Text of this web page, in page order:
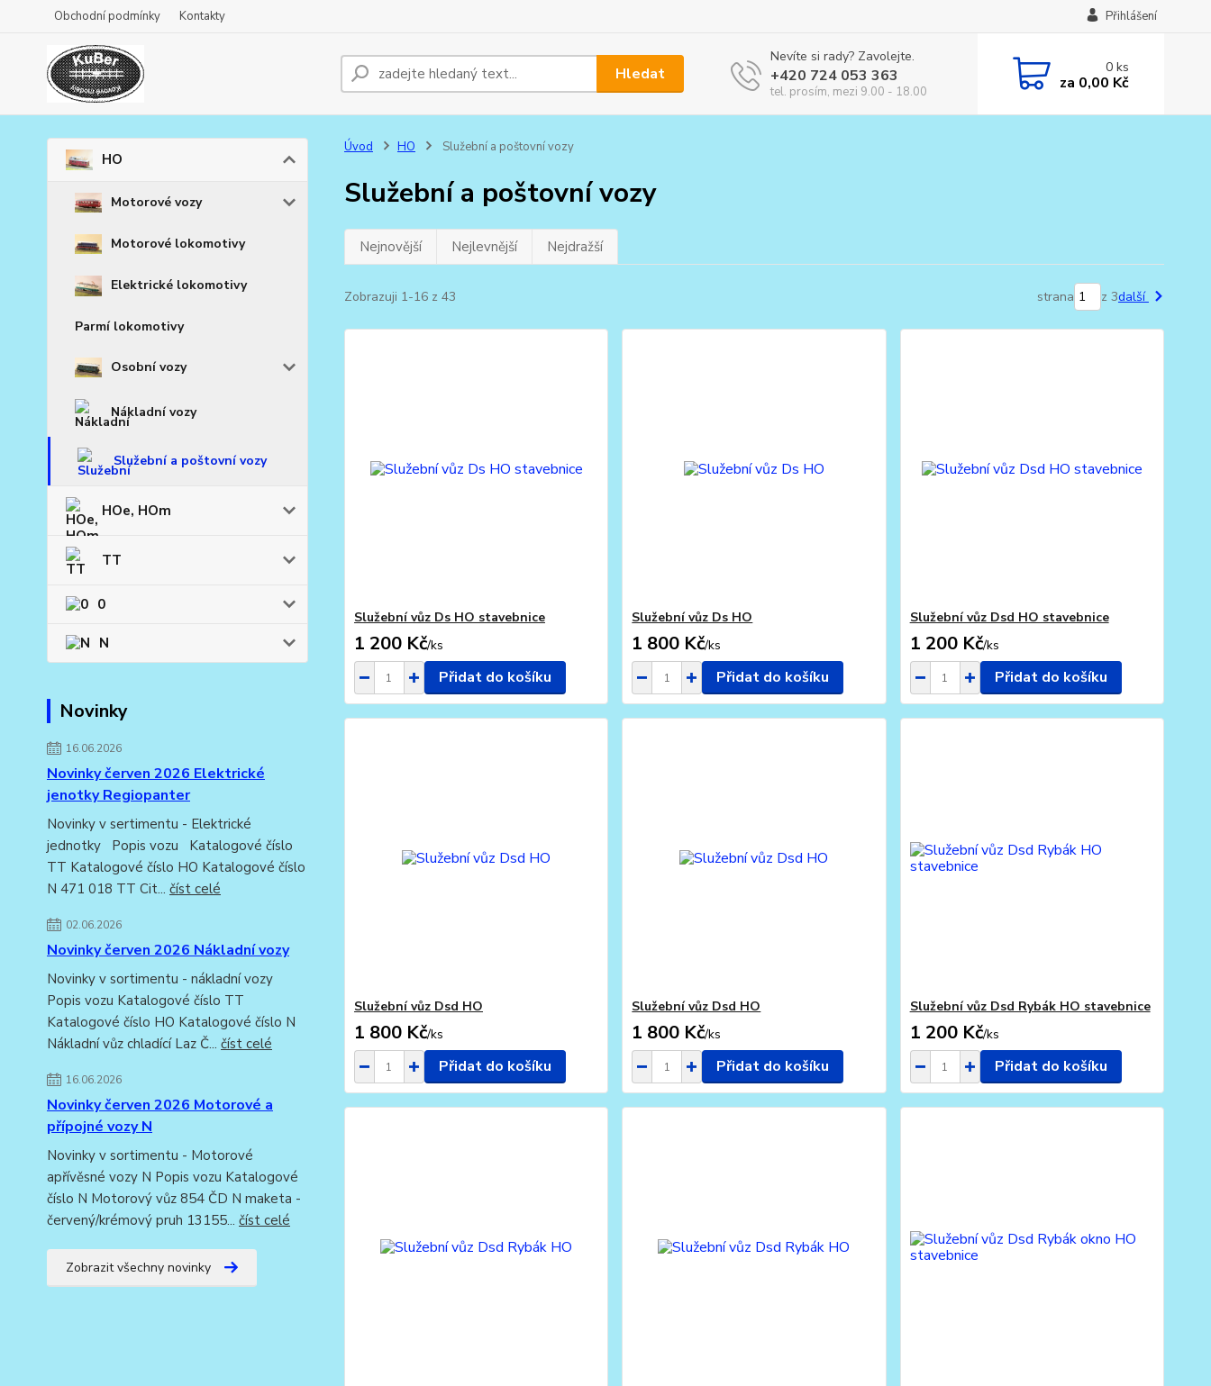
Obchodní podmínky Kontakty Přihlášení
Hledat
Nevíte si rady? Zavolejte.
+420 724 053 363
tel. prosím, mezi 9.00 - 18.00
0ks
za 0,00 Kč
HO
Motorové vozy
Motorové lokomotivy
Elektrické lokomotivy
Parmí lokomotivy
Osobní vozy
Nákladní vozy
Služební a poštovní vozy
HOe, HOm
TT
0
N
Novinky
16.06.2026
Novinky červen 2026 Elektrické
jenotky Regiopanter
Novinky v sertimentu - Elektrické
jednotky Popis vozu Katalogové číslo
TT Katalogové číslo HO Katalogové číslo
N 471 018 TT Cit... číst celé
02.06.2026
Novinky červen 2026 Nákladní vozy
Novinky v sortimentu - nákladní vozy
Popis vozu Katalogové číslo TT
Katalogové číslo HO Katalogové číslo N
Nákladní vůz chladící Laz Č... číst celé
16.06.2026
Novinky červen 2026 Motorové a
přípojné vozy N
Novinky v sortimentu - Motorové
apřívěsné vozy N Popis vozu Katalogové
číslo N Motorový vůz 854 ČD N maketa -
červený/krémový pruh 13155... číst celé
Zobrazit všechny novinky
Úvod HO Služební a poštovní vozy
Služební a poštovní vozy
Nejnovější Nejlevnější Nejdražší
Zobrazuji 1-16 z 43 strana z 3další
Služební vůz Ds HO stavebnice
1 200 Kč/ks
Přidat do košíku
Služební vůz Ds HO
1 800 Kč/ks
Přidat do košíku
Služební vůz Dsd HO stavebnice
1 200 Kč/ks
Přidat do košíku
Služební vůz Dsd HO
1 800 Kč/ks
Přidat do košíku
Služební vůz Dsd HO
1 800 Kč/ks
Přidat do košíku
Služební vůz Dsd Rybák HO stavebnice
1 200 Kč/ks
Přidat do košíku